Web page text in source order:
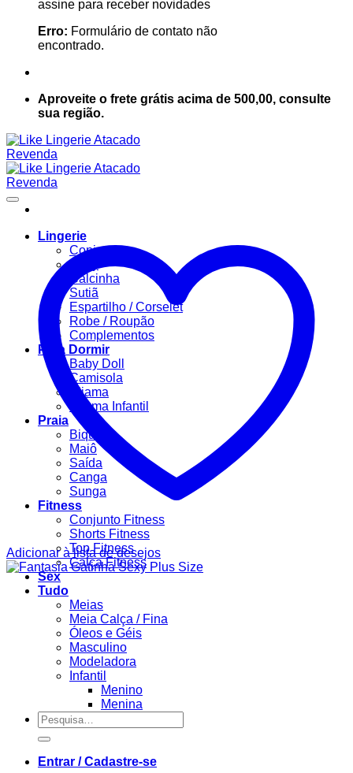
assine para receber novidades
Erro: Formulário de contato não
encontrado.
Aproveite o frete grátis acima de 500,00, consulte
sua região.
Lingerie
Conjuntos
Body
Calcinha
Sutiã
Espartilho / Corselet
Robe / Roupão
Complementos
Para Dormir
Baby Doll
Camisola
Pijama
Pijama Infantil
Praia
Biquíni
Maiô
Saída
Canga
Sunga
Fitness
Conjunto Fitness
Shorts Fitness
Top Fitness
Calça Fitness
Sex
Tudo
Meias
Meia Calça / Fina
Óleos e Géis
Masculino
Modeladora
Infantil
Menino
Menina
Pesquisar
por:
Entrar / Cadastre-se
Adicionar à lista de desejos